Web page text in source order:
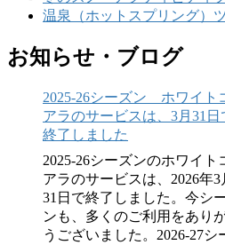
温泉（ホットスプリング）
お知らせ・ブログ
2025-26シーズン ホワイト
アラのサービスは、3月31日
終了しました
2025-26シーズンのホワイト
アラのサービスは、2026年3
31日で終了しました。今シ
ンも、多くのご利用をあり
うございました。2026-27